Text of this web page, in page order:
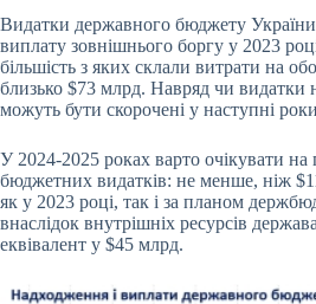
Видатки державного бюджету
виплату зовнішнього боргу у 2023
більшість з яких склали витрати на
близько $73 млрд. Навряд чи видатки
можуть бути скорочені у наступні
У 2024-2025 роках варто очікувати на
бюджетних видатків: не менше, ніж
як у 2023 році, так і за планом
внаслідок внутрішніх ресурсів
еквівалент у $45 млрд.